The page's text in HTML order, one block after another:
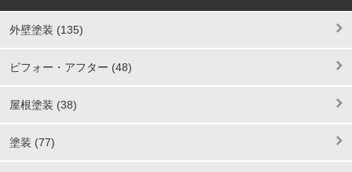
外壁塗装 (135)
ビフォー・アフター (48)
屋根塗装 (38)
塗装 (77)